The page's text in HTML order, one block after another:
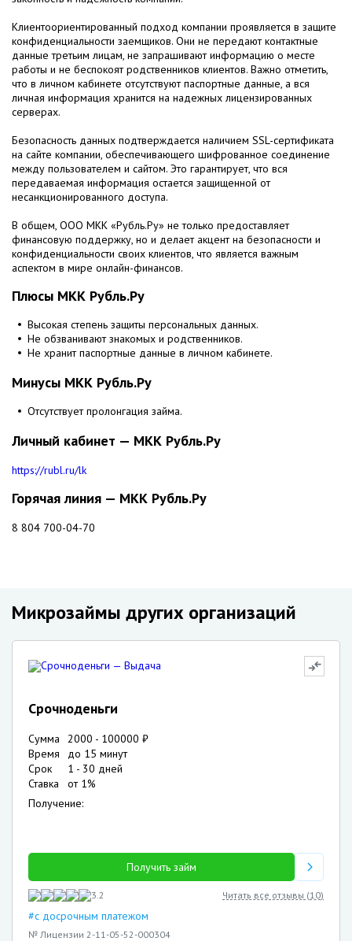
Клиентоориентированный подход компании проявляется в защите
конфиденциальности заемщиков. Они не передают контактные
данные третьим лицам, не запрашивают информацию о месте
работы и не беспокоят родственников клиентов. Важно отметить,
что в личном кабинете отсутствуют паспортные данные, а вся
личная информация хранится на надежных лицензированных
серверах.
Безопасность данных подтверждается наличием SSL-сертификата
на сайте компании, обеспечивающего шифрованное соединение
между пользователем и сайтом. Это гарантирует, что вся
передаваемая информация остается защищенной от
несанкционированного доступа.
В общем, ООО МКК «Рубль.Ру» не только предоставляет
финансовую поддержку, но и делает акцент на безопасности и
конфиденциальности своих клиентов, что является важным
аспектом в мире онлайн-финансов.
Плюсы МКК Рубль.Ру
Высокая степень защиты персональных данных.
Не обзванивают знакомых и родственников.
Не хранит паспортные данные в личном кабинете.
Минусы МКК Рубль.Ру
Отсутствует пролонгация займа.
Личный кабинет — МКК Рубль.Ру
https://rubl.ru/lk
Горячая линия — МКК Рубль.Ру
8 804 700-04-70
Микрозаймы других организаций
Срочноденьги
Сумма 2000 - 100000 ₽
Время
до 15 минут
Срок
1 - 30 дней
Ставка
от 1%
Получение:
Получить займ
3.2 Читать все отзывы (10)
#с досрочным платежом
№ Лицензии 2-11-05-52-000304